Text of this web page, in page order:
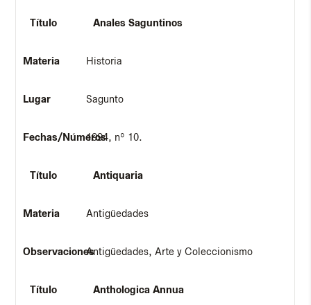
Anales Saguntinos
Historia
Sagunto
1994, nº 10.
Antiquaria
Antigüedades
Antigüedades, Arte y Coleccionismo
Anthologica Annua